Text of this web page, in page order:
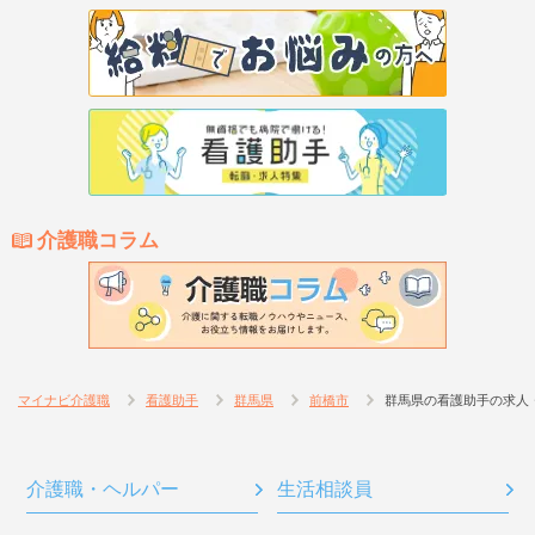
介護職コラム
マイナビ介護職 看護助手 群馬県 前橋市 群馬県の看護助手の求人
介護職・ヘルパー 生活相談員